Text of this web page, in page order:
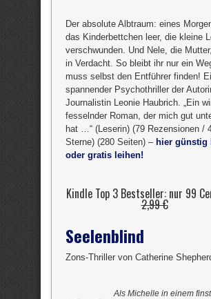
Der absolute Albtraum: eines
das Kinderbettchen leer, die kleine
verschwunden. Und Nele, die
in Verdacht. So bleibt ihr nur ein
muss selbst den Entführer finden!
spannender Psychothriller der
Journalistin Leonie Haubrich. „Ein
fesselnder Roman, der mich gut
hat …“ (Leserin) (79 Rezensionen /
Sterne) (280 Seiten) – hier günstig
oder gratis leihen!
Kindle Top 3 Bestseller: nur 99
2,99 €
Seelenblind
Zons-Thriller von Catherine
Als Michelle in einem